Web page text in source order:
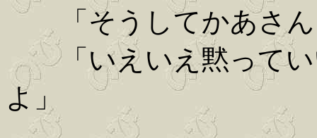
「そうしてかあさん
「いえいえ黙ってい
よ」